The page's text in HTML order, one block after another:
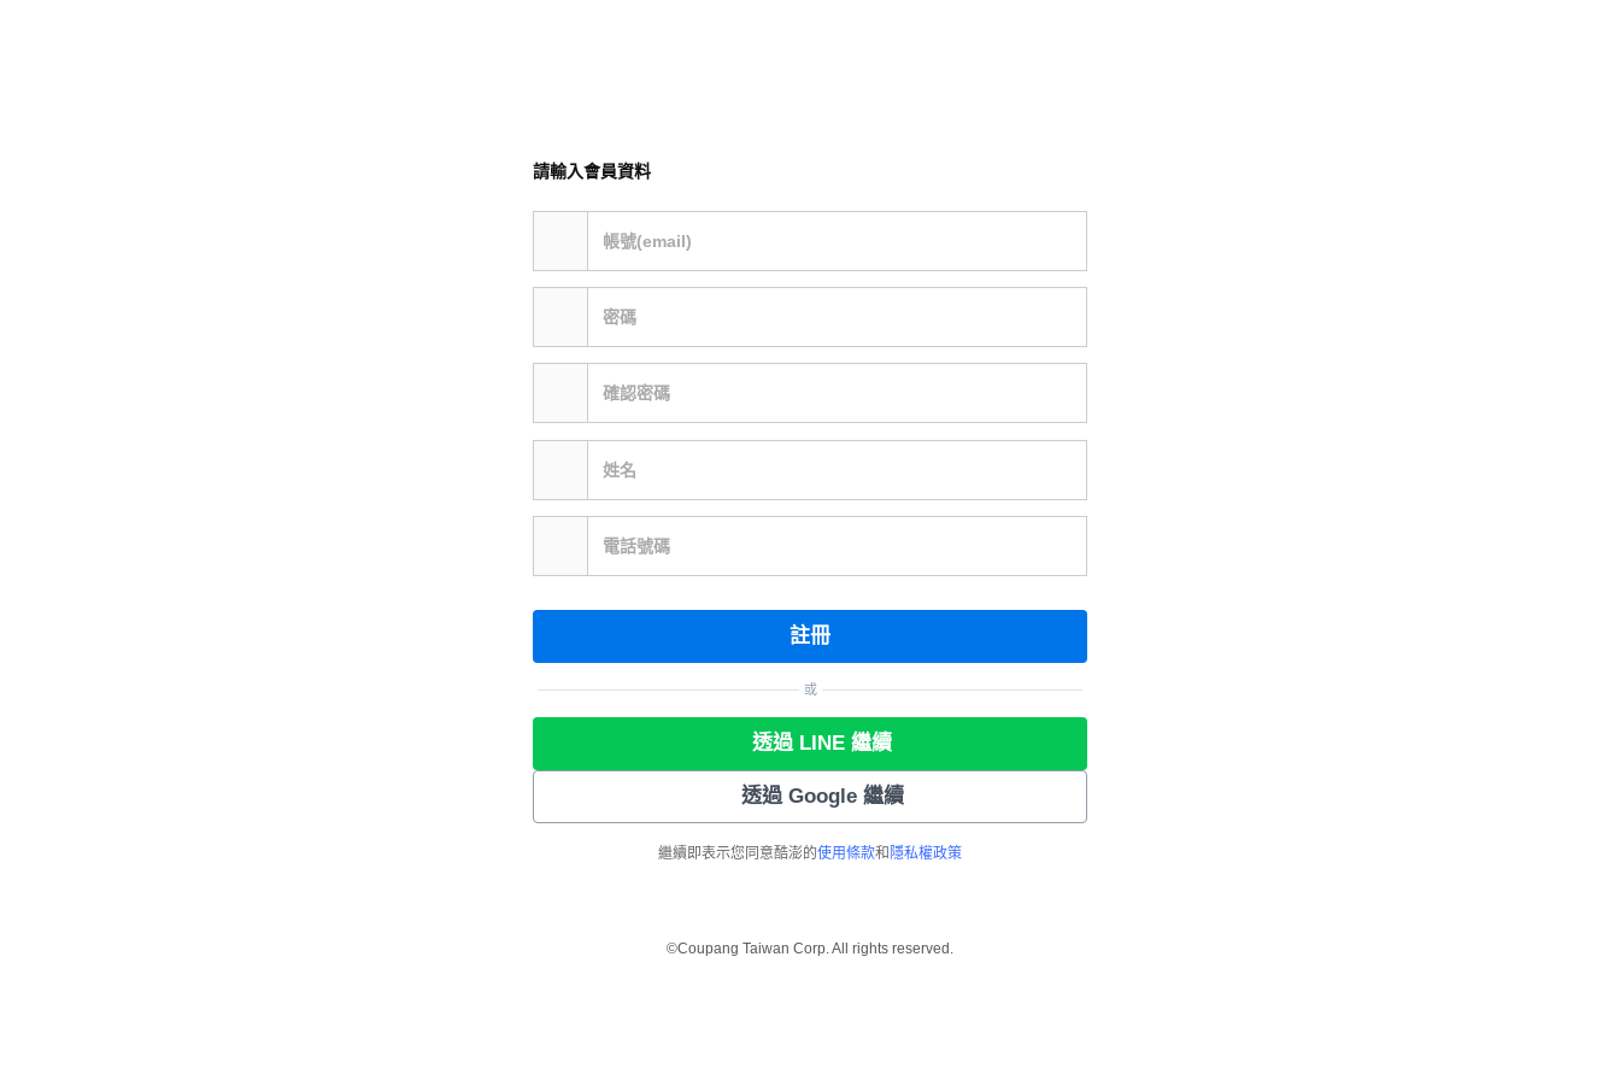
請輸入會員資料
帳號(email)
密碼
確認密碼
姓名
電話號碼
註冊
或
透過 LINE 繼續
透過 Google 繼續
繼續即表示您同意酷澎的使用條款和 隱私權政策
©Coupang Taiwan Corp. All rights reserved.